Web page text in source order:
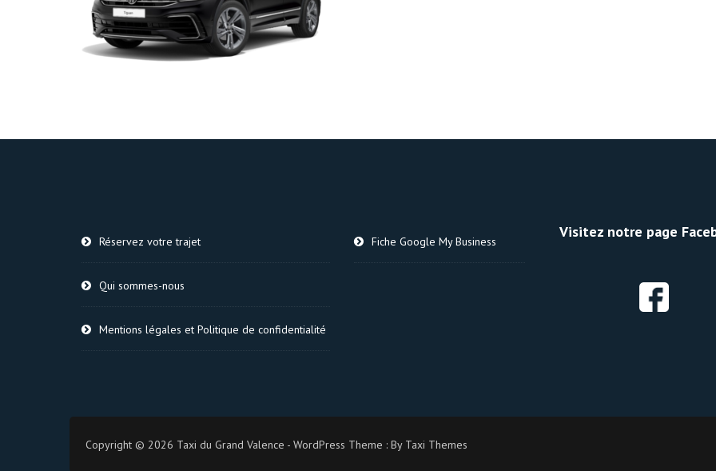
Réservez votre trajet
Qui sommes-nous
Mentions légales et Politique de confidentialité
Fiche Google My Business
Visitez notre page
Copyright © 2026 Taxi du Grand Valence - WordPress Theme : By Taxi Themes